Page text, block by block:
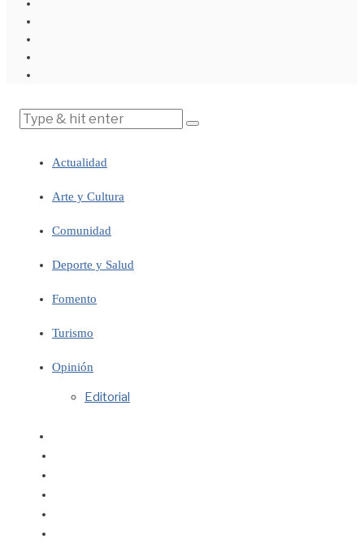
Actualidad
Arte y Cultura
Comunidad
Deporte y Salud
Fomento
Turismo
Opinión
Editorial